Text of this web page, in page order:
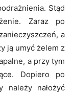
Stąd
Zaraz po
a
ją umyć żelem z
a przy tym
Dopiero po
należy nałożyć